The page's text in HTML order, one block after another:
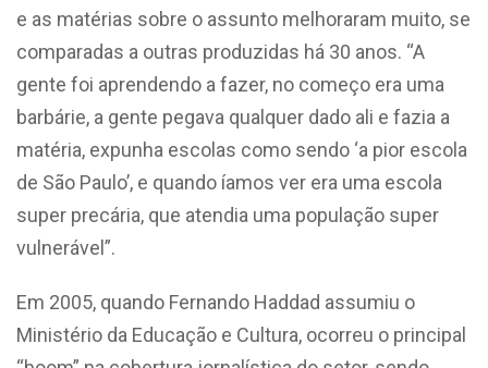
e as matérias sobre o assunto melhoraram muito, se
comparadas a outras produzidas há 30 anos. “A
gente foi aprendendo a fazer, no começo era uma
barbárie, a gente pegava qualquer dado ali e fazia a
matéria, expunha escolas como sendo ‘a pior escola
de São Paulo’, e quando íamos ver era uma escola
super precária, que atendia uma população super
vulnerável”.
Em 2005, quando Fernando Haddad assumiu o
Ministério da Educação e Cultura, ocorreu o principal